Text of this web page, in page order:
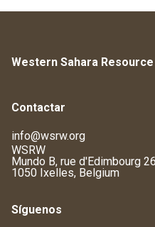
Western Sahara
Contactar
info@wsrw.org
WSRW
Mundo B, rue d'Edimbourg 26
1050 Ixelles, Belgium
Síguenos